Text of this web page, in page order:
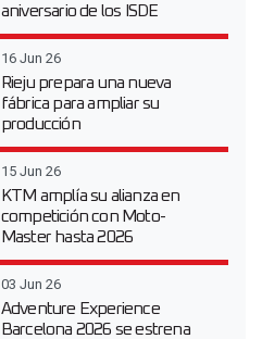
aniversario de los ISDE
16 Jun 26
Rieju prepara una nueva
fábrica para ampliar su
producción
15 Jun 26
KTM amplía su alianza en
competición con Moto-
Master hasta 2026
03 Jun 26
Adventure Experience
Barcelona 2026 se estrena